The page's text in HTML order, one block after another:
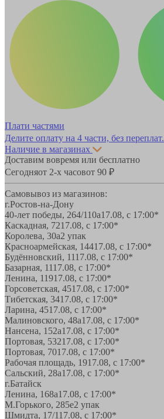
Плати частями
Делите оплату на 4 части, без переплат.
Наличие в магазинах
Доставим вовремя или бесплатно
Сегодняот 2-х часовот 90 ₽
Самовывоз из магазинов:
г.Ростов-на-Дону
40-лет победы, 264/110а17.08, с 17:00*
Каскадная, 7217.08, с 17:00*
Королева, 30а2 упак
Красноармейская, 14417.08, с 17:00*
Будённовский, 1117.08, с 17:00*
Базарная, 1117.08, с 17:00*
Ленина, 11917.08, с 17:00*
Горсоветская, 4517.08, с 17:00*
Тибетская, 3417.08, с 17:00*
Ларина, 4517.08, с 17:00*
Малиновского, 48а17.08, с 17:00*
Нансена, 152а17.08, с 17:00*
Портовая, 53217.08, с 17:00*
Портовая, 7017.08, с 17:00*
Рабочая площадь, 1917.08, с 17:00*
Сальский, 28a17.08, с 17:00*
г.Батайск
Ленина, 168а17.08, с 17:00*
М.Горького, 285е2 упак
Шмидта, 17/117.08, с 17:00*